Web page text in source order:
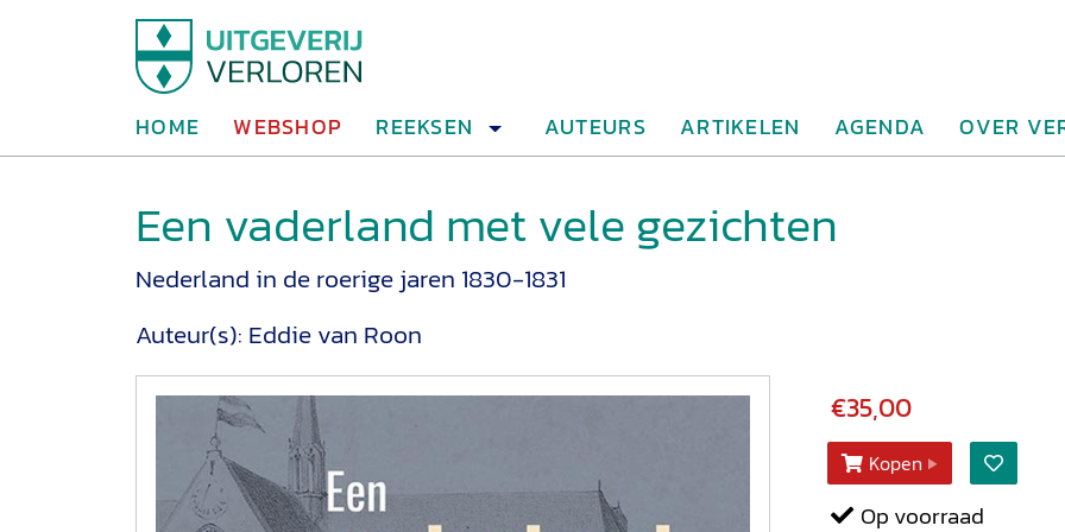
HOME WEBSHOP REEKSEN AUTEURS ARTIKELEN AGENDA OVER
Een vaderland met vele gezichten
Nederland in de roerige jaren 1830-1831
Auteur(s): Eddie van Roon
€35,00
Kopen
Op voorraad